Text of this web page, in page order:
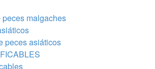
malgaches
peces asiáticos